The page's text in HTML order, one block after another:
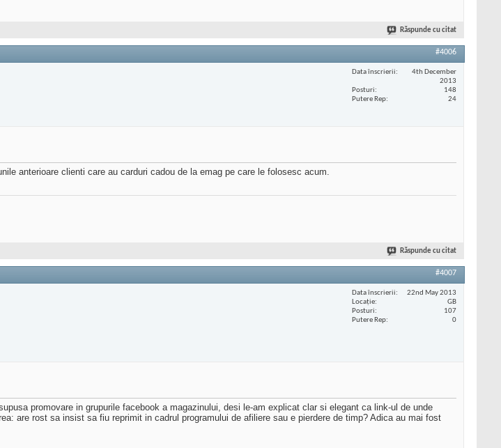
Răspunde cu citat
#4006
Data înscrierii
4th December
2013
Posturi
148
Putere Rep
24
anterioare clienti care au carduri cadou de la emag pe care le folosesc acum.
Răspunde cu citat
#4007
Data înscrierii
22nd May 2013
Locaţie
GB
Posturi
107
Putere Rep
0
promovare in grupurile facebook a magazinului, desi le-am explicat clar si elegant ca link-ul de unde
are rost sa insist sa fiu reprimit in cadrul programului de afiliere sau e pierdere de timp? Adica au mai fost